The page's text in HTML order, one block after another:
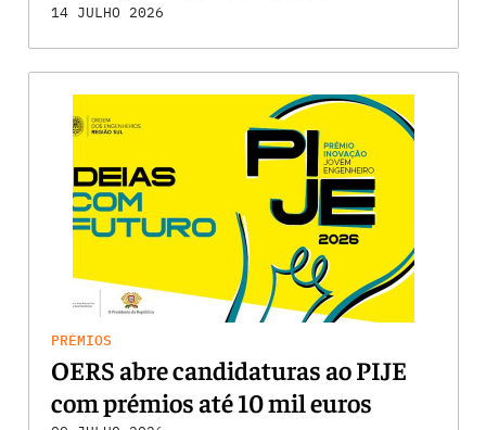
14 JULHO 2026
PRÉMIOS
OERS abre candidaturas ao PIJE
com prémios até 10 mil euros